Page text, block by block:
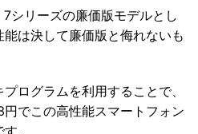
シリーズの廉価版モデルとし
は決して廉価版と侮れないも
ログラムを利用することで、
でこの高性能スマートフォン